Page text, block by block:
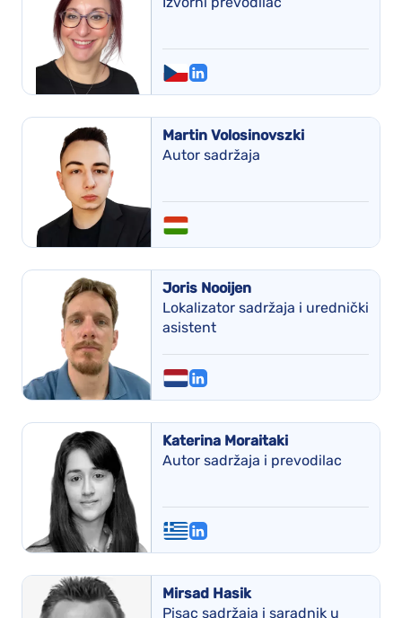
Martin Volosinovszki
Autor sadržaja
Joris Nooijen
Lokalizator sadržaja i urednički
asistent
Katerina Moraitaki
Autor sadržaja i prevodilac
Mirsad Hasik
Pisac sadržaja i saradnik u